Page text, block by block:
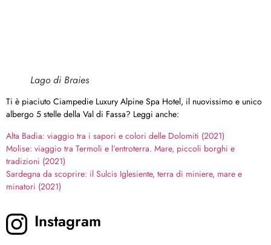
Lago di Braies
Ti è piaciuto Ciampedie Luxury Alpine Spa Hotel, il nuovissimo e unico
albergo 5 stelle della Val di Fassa? Leggi anche:
Alta Badia: viaggio tra i sapori e colori delle Dolomiti (2021)
Molise: viaggio tra Termoli e l’entroterra. Mare, piccoli borghi e
tradizioni (2021)
Sardegna da scoprire: il Sulcis Iglesiente, terra di miniere, mare e
minatori (2021)
Instagram